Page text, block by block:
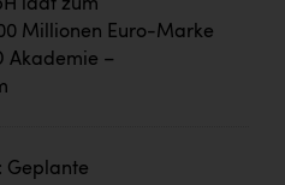
lädt zum
Millionen Euro-Marke
Akademie –
Geplante